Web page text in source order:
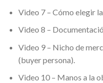
Video 7 – Cómo elegir
Video 8 –
Video 9 – Nicho de
(buyer persona).
Video 10 – Manos a la